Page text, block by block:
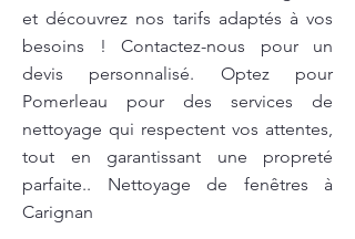
et découvrez nos tarifs adaptés à vos
besoins ! Contactez-nous pour un
devis personnalisé. Optez pour
Pomerleau pour des services de
nettoyage qui respectent vos attentes,
tout en garantissant une propreté
parfaite.. Nettoyage de fenêtres à
Carignan